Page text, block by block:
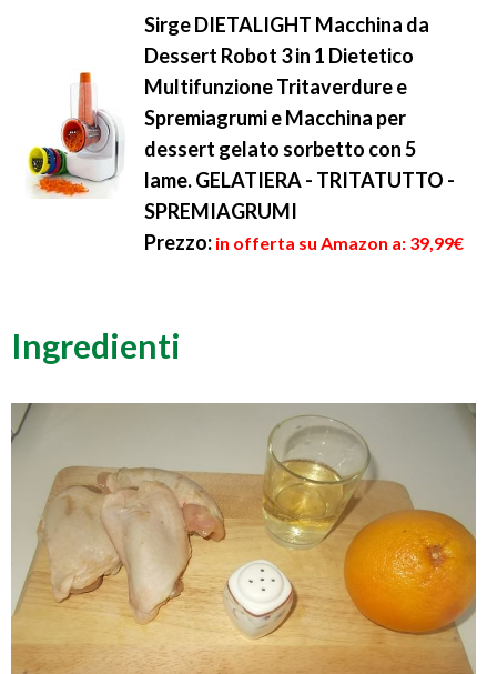
Sirge DIETALIGHT Macchina da
Dessert Robot 3 in 1 Dietetico
Multifunzione Tritaverdure e
Spremiagrumi e Macchina per
dessert gelato sorbetto con 5
lame. GELATIERA - TRITATUTTO -
SPREMIAGRUMI
Prezzo: in offerta su Amazon a: 39,99€
Ingredienti